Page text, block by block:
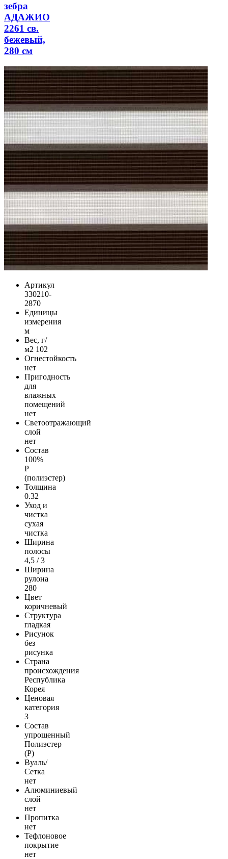
зебра
АДАЖИО
2261 св.
бежевый,
280 см
Артикул
330210-
2870
Единицы
измерения
м
Вес, г/
м2 102
Огнестойкость
нет
Пригодность
для
влажных
помещений
нет
Светоотражающий
слой
нет
Состав
100%
Р
(полиэстер)
Толщина
0.32
Уход и
чистка
сухая
чистка
Ширина
полосы
4,5 / 3
Ширина
рулона
280
Цвет
коричневый
Структура
гладкая
Рисунок
без
рисунка
Страна
происхождения
Республика
Корея
Ценовая
категория
3
Состав
упрощенный
Полиэстер
(Р)
Вуаль/
Сетка
нет
Алюминиевый
слой
нет
Пропитка
нет
Тефлоновое
покрытие
нет